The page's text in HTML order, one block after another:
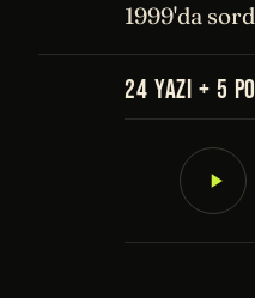
1999'da
24 YAZI + 5